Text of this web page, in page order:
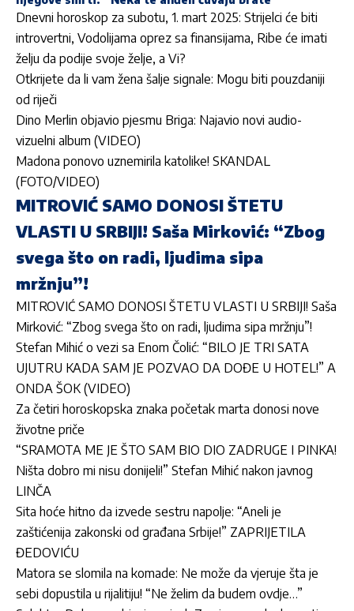
Dnevni horoskop za subotu, 1. mart 2025: Strijelci će biti
introvertni, Vodolijama oprez sa finansijama, Ribe će imati
želju da podije svoje želje, a Vi?
Otkrijete da li vam žena šalje signale: Mogu biti pouzdaniji
od riječi
Dino Merlin objavio pjesmu Briga: Najavio novi audio-
vizuelni album (VIDEO)
Madona ponovo uznemirila katolike! SKANDAL
(FOTO/VIDEO)
MITROVIĆ SAMO DONOSI ŠTETU
VLASTI U SRBIJI! Saša Mirković: “Zbog
svega što on radi, ljudima sipa
mržnju”!
MITROVIĆ SAMO DONOSI ŠTETU VLASTI U SRBIJI! Saša
Mirković: “Zbog svega što on radi, ljudima sipa mržnju”!
Stefan Mihić o vezi sa Enom Čolić: “BILO JE TRI SATA
UJUTRU KADA SAM JE POZVAO DA DOĐE U HOTEL!” A
ONDA ŠOK (VIDEO)
Za četiri horoskopska znaka početak marta donosi nove
životne priče
“SRAMOTA ME JE ŠTO SAM BIO DIO ZADRUGE I PINKA!
Ništa dobro mi nisu donijeli!” Stefan Mihić nakon javnog
LINČA
Sita hoće hitno da izvede sestru napolje: “Aneli je
zaštićenija zakonski od građana Srbije!” ZAPRIJETILA
ĐEDOVIĆU
Matora se slomila na komade: Ne može da vjeruje šta je
sebi dopustila u rijalitiju! “Ne želim da budem ovdje…”